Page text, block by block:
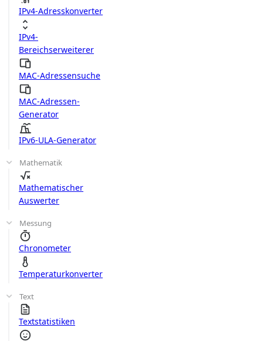
IPv4-Adresskonverter
IPv4-
Bereichserweiterer
MAC-Adressensuche
MAC-Adressen-
Generator
IPv6-ULA-Generator
Mathematik
Mathematischer
Auswerter
Messung
Chronometer
Temperaturkonverter
Text
Textstatistiken